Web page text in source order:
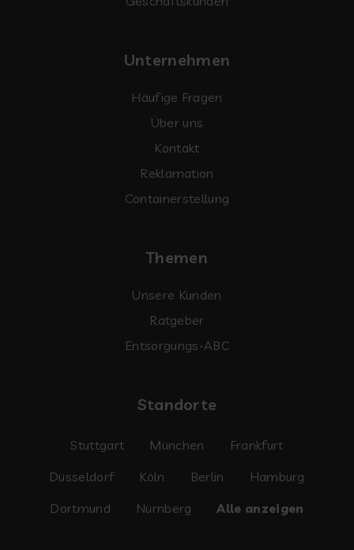
Unternehmen
Häufige Fragen
Über uns
Kontakt
Reklamation
Containerstellung
Themen
Unsere Kunden
Ratgeber
Entsorgungs-ABC
Standorte
Stuttgart München
Frankfurt
Düsseldorf
Köln Berlin
Hamburg
Dortmund
Nürnberg Alle anzeigen